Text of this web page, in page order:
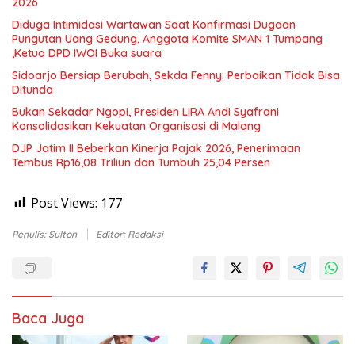
Diduga Intimidasi Wartawan Saat Konfirmasi Dugaan
Pungutan Uang Gedung, Anggota Komite SMAN 1 Tumpang
,Ketua DPD IWOI Buka suara
Sidoarjo Bersiap Berubah, Sekda Fenny: Perbaikan Tidak Bisa
Ditunda
Bukan Sekadar Ngopi, Presiden LIRA Andi Syafrani
Konsolidasikan Kekuatan Organisasi di Malang
DJP Jatim II Beberkan Kinerja Pajak 2026, Penerimaan
Tembus Rp16,08 Triliun dan Tumbuh 25,04 Persen
Post Views: 177
Penulis: Sulton Editor: Redaksi
Baca Juga